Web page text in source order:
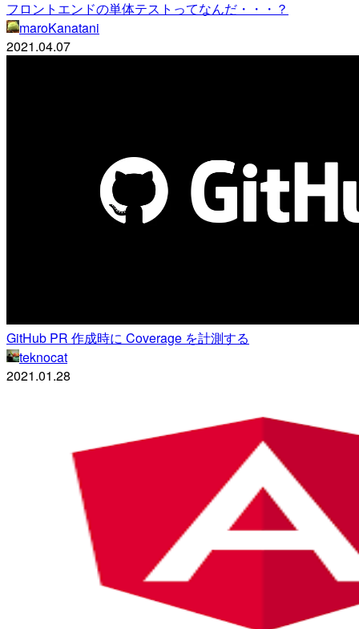
フロントエンドの単体テストってなんだ・・・？
maroKanatani
2021.04.07
GitHub PR 作成時に Coverage を計測する
teknocat
2021.01.28